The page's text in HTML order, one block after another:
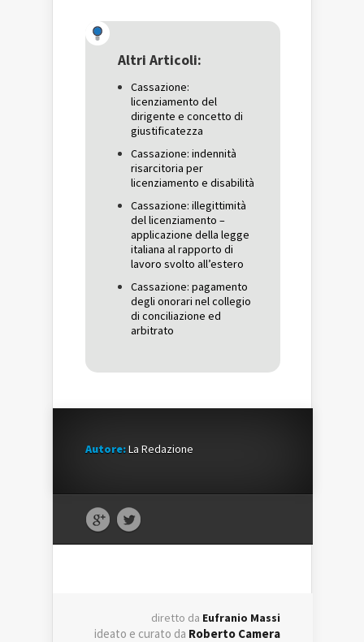
una
nuova
nuova
finestra)
una
nuova
Altri Articoli:
Cassazione:
licenziamento del
dirigente e concetto di
giustificatezza
Cassazione: indennità
risarcitoria per
licenziamento e disabilità
Cassazione: illegittimità
del licenziamento –
applicazione della legge
italiana al rapporto di
lavoro svolto all’estero
Cassazione: pagamento
degli onorari nel collegio
di conciliazione ed
arbitrato
Autore:La Redazione
diretto da Eufranio Massi
ideato e curato da Roberto Camera